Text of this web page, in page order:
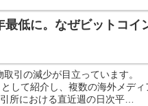
低に。なぜビットコイ
引の減少が目立っています。
して紹介し、複数の海外メディ
所における直近週の日次平…